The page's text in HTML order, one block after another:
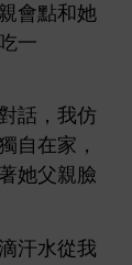
點
對話，
仿
自
，
父親
汗
從